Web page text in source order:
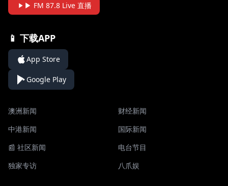
▶ FM 87.8 Live 直播
📱 下载APP
App Store
Google Play
澳洲新闻
财经新闻
中港新闻
国际新闻
📰 社区新闻
电台节目
独家专访
八爪娱